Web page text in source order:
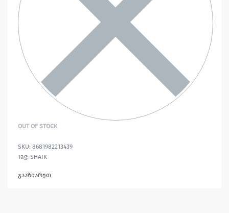
OUT OF STOCK
8681982213439
Tag: SHAIK
გააზიარეთ